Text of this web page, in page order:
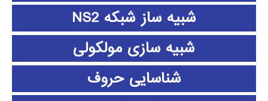
شبیه ساز شبکه NS2
شبیه سازی مولکولی
شناسایی حروف